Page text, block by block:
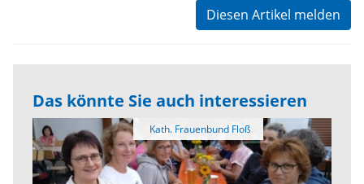
Diesen Artikel melden
Das könnte Sie auch interessieren
Kath. Frauenbund Floß